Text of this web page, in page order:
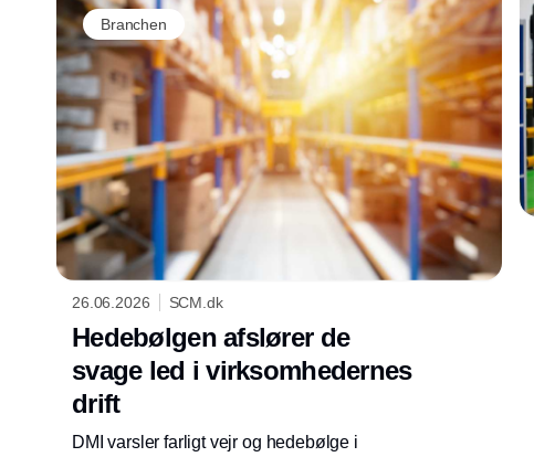
Branchen
26.06.2026 SCM.dk
Hedebølgen afslører de
svage led i virksomhedernes
drift
DMI varsler farligt vejr og hedebølge i